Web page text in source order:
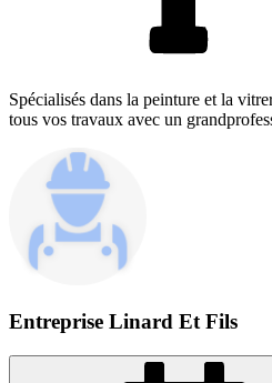
Spécialisés dans la peinture et la
tous vos travaux avec un
Entreprise Linard Et Fils